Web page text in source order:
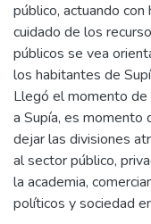
público, actuando
cuidado de los
públicos se vea
los habitantes de
Llegó el momento
a Supía, es momento
dejar las divisiones
al sector público,
la academia,
políticos y sociedad